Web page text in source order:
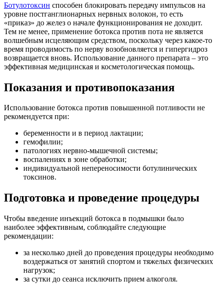
Ботулотоксин способен блокировать передачу импульсов на
уровне постганглионарных нервных волокон, то есть
«приказ» до желез о начале функционирования не доходит.
Тем не менее, применение ботокса против пота не является
волшебным исцеляющим средством, поскольку через какое-то
время проводимость по нерву возобновляется и гипергидроз
возвращается вновь. Использование данного препарата – это
эффективная медицинская и косметологическая помощь.
Показания и противопоказания
Использование ботокса против повышенной потливости не
рекомендуется при:
беременности и в период лактации;
гемофилии;
патологиях нервно-мышечной системы;
воспалениях в зоне обработки;
индивидуальной непереносимости ботулинических
токсинов.
Подготовка и проведение процедуры
Чтобы введение инъекций ботокса в подмышки было
наиболее эффективным, соблюдайте следующие
рекомендации:
за несколько дней до проведения процедуры необходимо
воздержаться от занятий спортом и тяжелых физических
нагрузок;
за сутки до сеанса исключить прием алкоголя.